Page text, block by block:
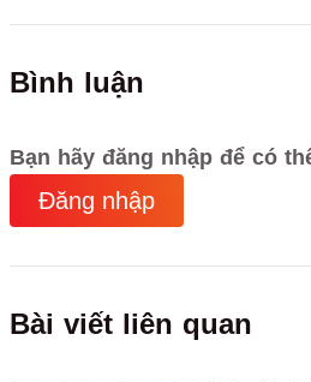
Bình luận
Bạn hãy đăng nhập để có
Đăng nhập
Bài viết liên quan